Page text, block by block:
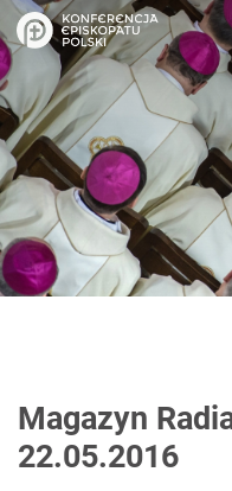
Magazyn
22.05.2016